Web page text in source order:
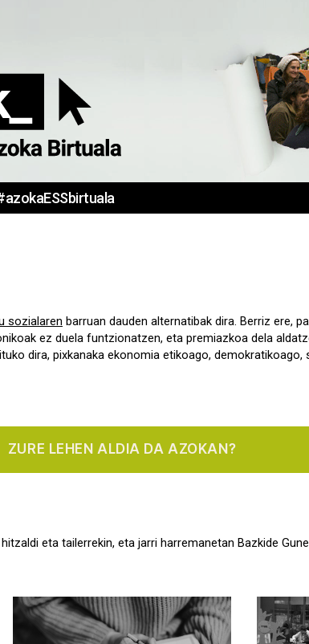
sozialaren barruan dauden alternatibak dira. Berriz ere,
ez duela funtzionatzen, eta premiazkoa dela
dira, pixkanaka ekonomia etikoago,
ZURE LEHEN ALDIA DA AZOKAN?
eta tailerrekin, eta jarri harremanetan Bazkide